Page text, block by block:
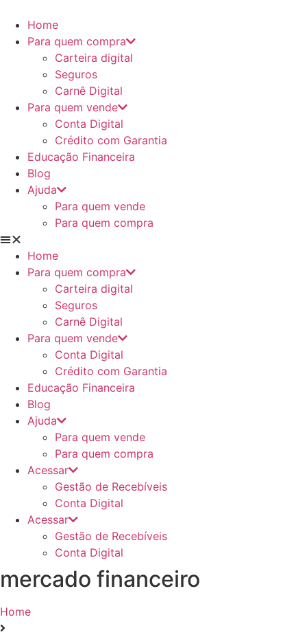
para
conteúdo
Home
Para quem compra
Carteira digital
Seguros
Carnê Digital
Para quem vende
Conta Digital
Crédito com Garantia
Educação Financeira
Blog
Ajuda
Para quem vende
Para quem compra
Home
Para quem compra
Carteira digital
Seguros
Carnê Digital
Para quem vende
Conta Digital
Crédito com Garantia
Educação Financeira
Blog
Ajuda
Para quem vende
Para quem compra
Acessar
Gestão de Recebíveis
Conta Digital
Acessar
Gestão de Recebíveis
Conta Digital
mercado financeiro
Home